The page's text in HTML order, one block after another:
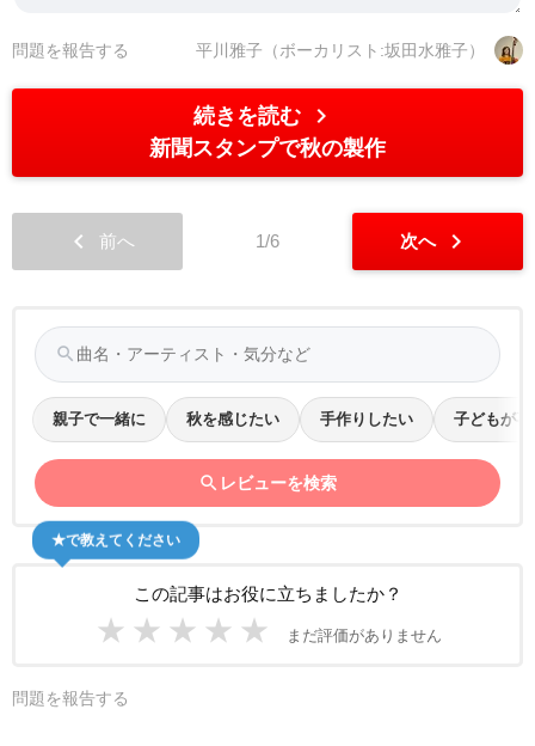
平川雅子（ボーカリスト:坂田水雅子）
問題を報告する
続きを読む chevron_right
新聞スタンプで秋の製作
chevron_left 前へ 1/6 次へ chevron_right
search
親子で一緒に 秋を感じたい 手作りしたい 子どもが喜
search レビューを検索
この記事はお役に立ちましたか？
★ ★ ★ ★ ★ まだ評価がありません
★で教えてください
問題を報告する